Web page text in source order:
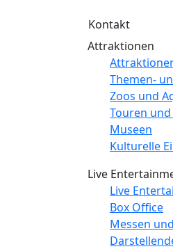
Kontakt
Attraktionen
Themen-
Zoos und
Touren
Museen
Kulturelle
Live
Live
Box Office
Messen